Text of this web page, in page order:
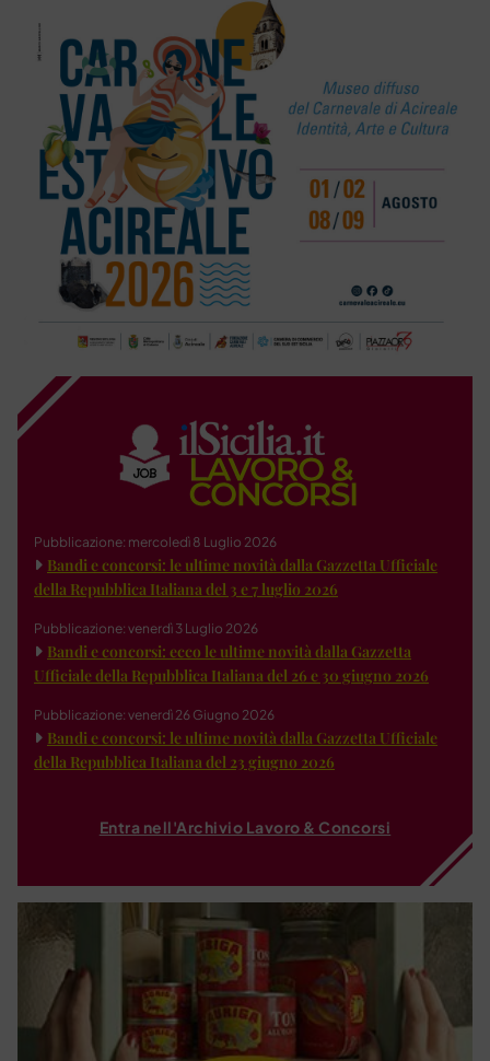
Pubblicazione: mercoledì 8 Luglio 2026
Bandi e concorsi: le ultime novità dalla Gazzetta Ufficiale
della Repubblica Italiana del 3 e 7 luglio 2026
Pubblicazione: venerdì 3 Luglio 2026
Bandi e concorsi: ecco le ultime novità dalla Gazzetta
Ufficiale della Repubblica Italiana del 26 e 30 giugno 2026
Pubblicazione: venerdì 26 Giugno 2026
Bandi e concorsi: le ultime novità dalla Gazzetta Ufficiale
della Repubblica Italiana del 23 giugno 2026
Entra nell'Archivio Lavoro & Concorsi